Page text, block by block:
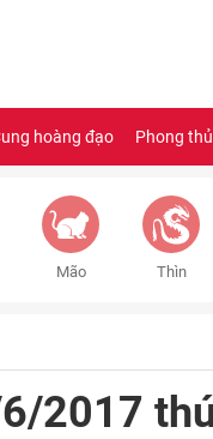
hoàng đạo Phong
Mão Thìn
2017